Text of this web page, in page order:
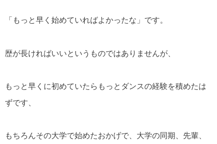
「もっと早く始めていればよかったな」です。
歴が長ければいいというものではありませんが、
もっと早くに初めていたらもっとダンスの経験を積めたは
ずです、
もちろんその大学で始めたおかげで、大学の同期、先輩、